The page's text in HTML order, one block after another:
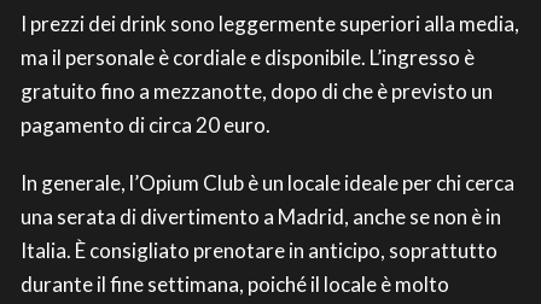
I prezzi dei drink sono leggermente superiori alla media,
ma il personale è cordiale e disponibile. L’ingresso è
gratuito fino a mezzanotte, dopo di che è previsto un
pagamento di circa 20 euro.
In generale, l’Opium Club è un locale ideale per chi cerca
una serata di divertimento a Madrid, anche se non è in
Italia. È consigliato prenotare in anticipo, soprattutto
durante il fine settimana, poiché il locale è molto